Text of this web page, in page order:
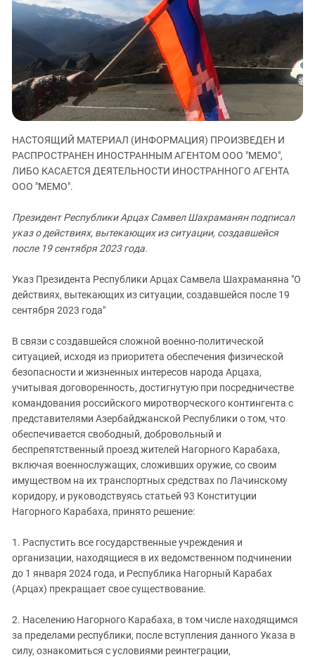
ЗАСТАВЛЯЕТ
КАВКАЗ ЗА ПАЛЕСТИНУ
ИНАКОМЫСЛИЕ В ЧЕЧНЕ
ПРЕСЛЕДОВАНИЕ АКТИВИСТОВ
МОБИЛИЗАЦИЯ И ПРОТЕСТЫ
Дагестан
Ингушетия
Кабардино-Балкария
Калмыкия
Карачаево-Черкесия
Краснодарский край
Нагорный Карабах
Ростовская область
СКФО
Ставропольский край
Чечня
Южная Осетия
Южный Кавказ
ЮФО
НАСТОЯЩИЙ МАТЕРИАЛ (ИНФОРМАЦИЯ) ПРОИЗВЕДЕН И
РАСПРОСТРАНЕН ИНОСТРАННЫМ АГЕНТОМ ООО "МЕМО",
ЛИБО КАСАЕТСЯ ДЕЯТЕЛЬНОСТИ ИНОСТРАННОГО АГЕНТА
ООО "МЕМО".
Президент Республики Арцах Самвел Шахраманян подписал
указ о действиях, вытекающих из ситуации, создавшейся
после 19 сентября 2023 года.
Указ Президента Республики Арцах Самвела Шахраманяна "О
действиях, вытекающих из ситуации, создавшейся после 19
сентября 2023 года"
В связи с создавшейся сложной военно-политической
ситуацией, исходя из приоритета обеспечения физической
безопасности и жизненных интересов народа Арцаха,
учитывая договоренность, достигнутую при посредничестве
командования российского миротворческого контингента с
представителями Азербайджанской Республики о том, что
обеспечивается свободный, добровольный и
беспрепятственный проезд жителей Нагорного Карабаха,
включая военнослужащих, сложивших оружие, со своим
имуществом на их транспортных средствах по Лачинскому
коридору, и руководствуясь статьей 93 Конституции
Нагорного Карабаха, принято решение:
1. Распустить все государственные учреждения и
организации, находящиеся в их ведомственном подчинении
до 1 января 2024 года, и Республика Нагорный Карабах
(Арцах) прекращает свое существование.
2. Населению Нагорного Карабаха, в том числе находящимся
за пределами республики, после вступления данного Указа в
силу, ознакомиться с условиями реинтеграции,